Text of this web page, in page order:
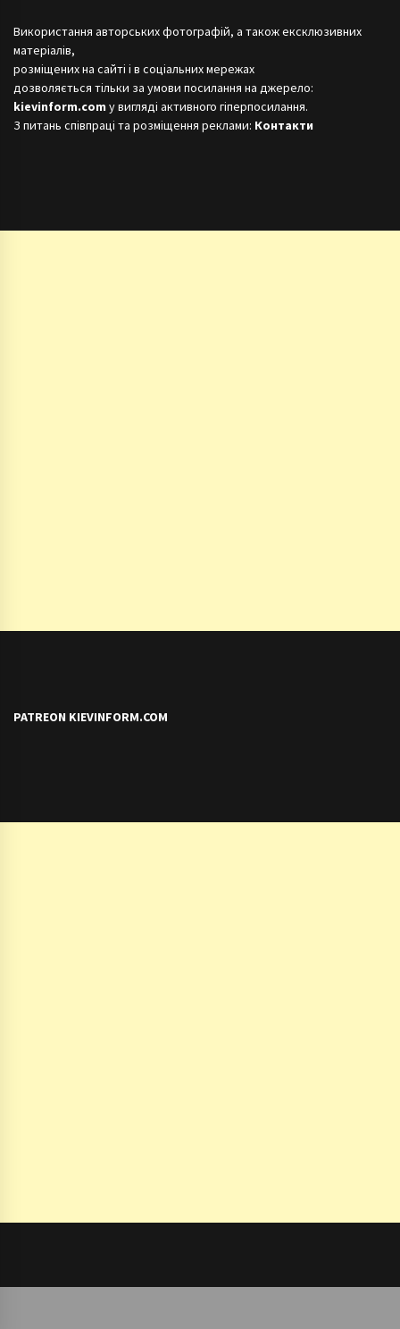
Використання авторських фотографій, а також ексклюзивних
матеріалів,
розміщених на сайті і в соціальних мережах
дозволяється тільки за умови посилання на джерело:
kievinform.com у вигляді активного гіперпосилання.
З питань співпраці та розміщення реклами: Контакти
PATREON KIEVINFORM.COM